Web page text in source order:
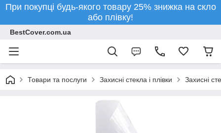
При покупці будь-якого товару 25% знижка на скло
або плівку!
BestCover.com.ua
Товари та послуги Захисні стекла і плівки Захисні